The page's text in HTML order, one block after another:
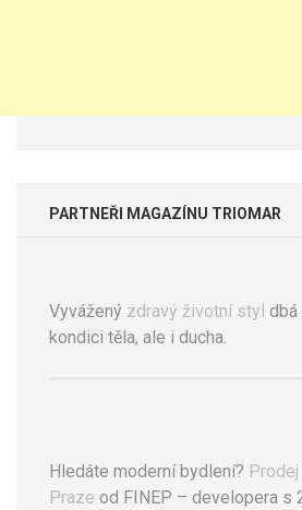
PARTNEŘI MAGAZÍNU TRIOMAR
Vyvážený zdravý životní styl dbá
kondici těla, ale i ducha.
Hledáte moderní bydlení?
Praze od FINEP – developera s